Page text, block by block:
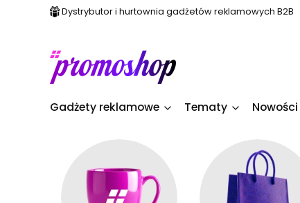
Dystrybutor i hurtownia gadżetów reklamowych B2B
Gadżety reklamowe Tematy Nowości